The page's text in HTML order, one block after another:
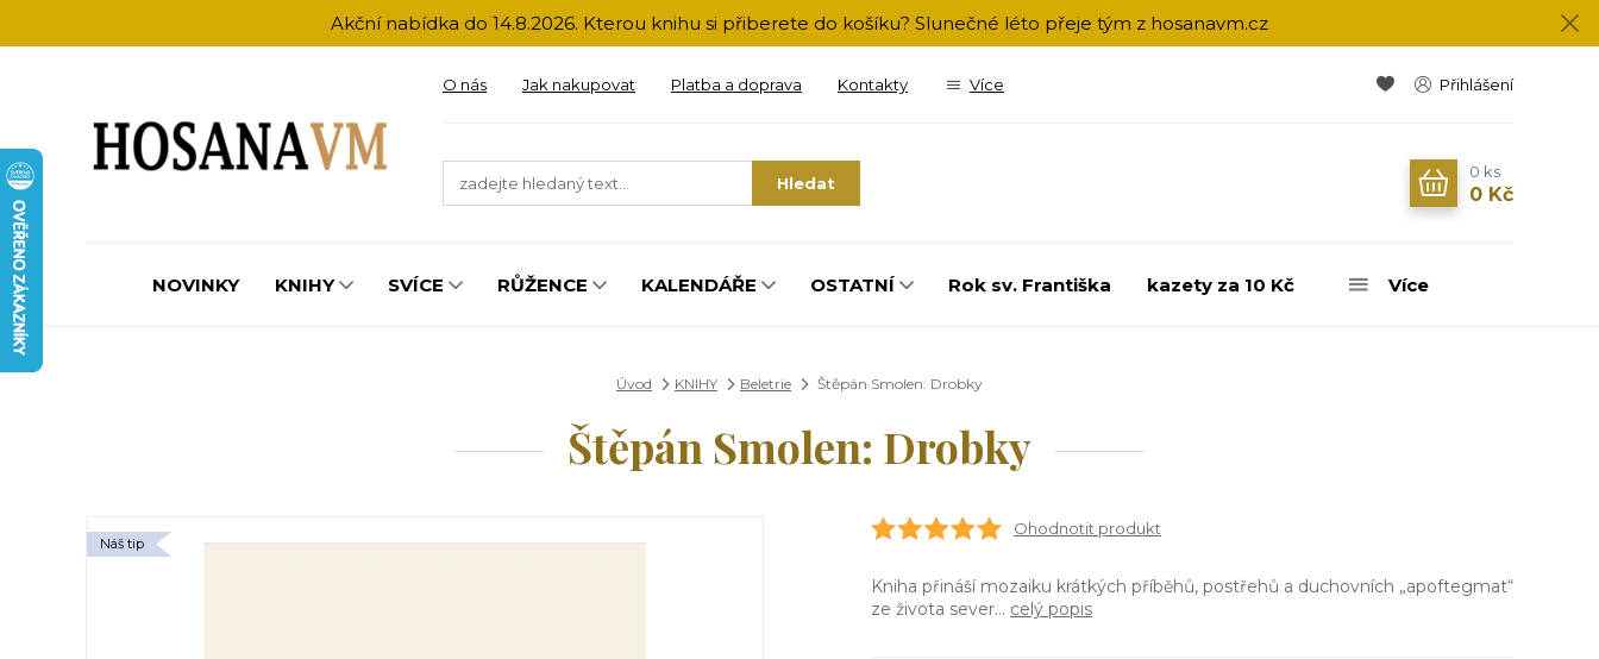
Akční nabídka do 14.8.2026. Kterou knihu si přiberete do košíku? Slunečné léto přeje tým z hosanavm.cz
O nás Jak nakupovat Platba a doprava Kontakty Více Přihlášení
Hledat
0 ks
0 Kč
NOVINKY KNIHY SVÍCE RŮŽENCE KALENDÁŘE OSTATNÍ Rok sv. Františka kazety za 10 Kč Více
Úvod KNIHY Beletrie Štěpán Smolen: Drobky
Štěpán Smolen: Drobky
Náš tip
Ohodnotit produkt
Kniha přináší mozaiku krátkých příběhů, postřehů a duchovních „apoftegmat“
ze života sever... celý popis